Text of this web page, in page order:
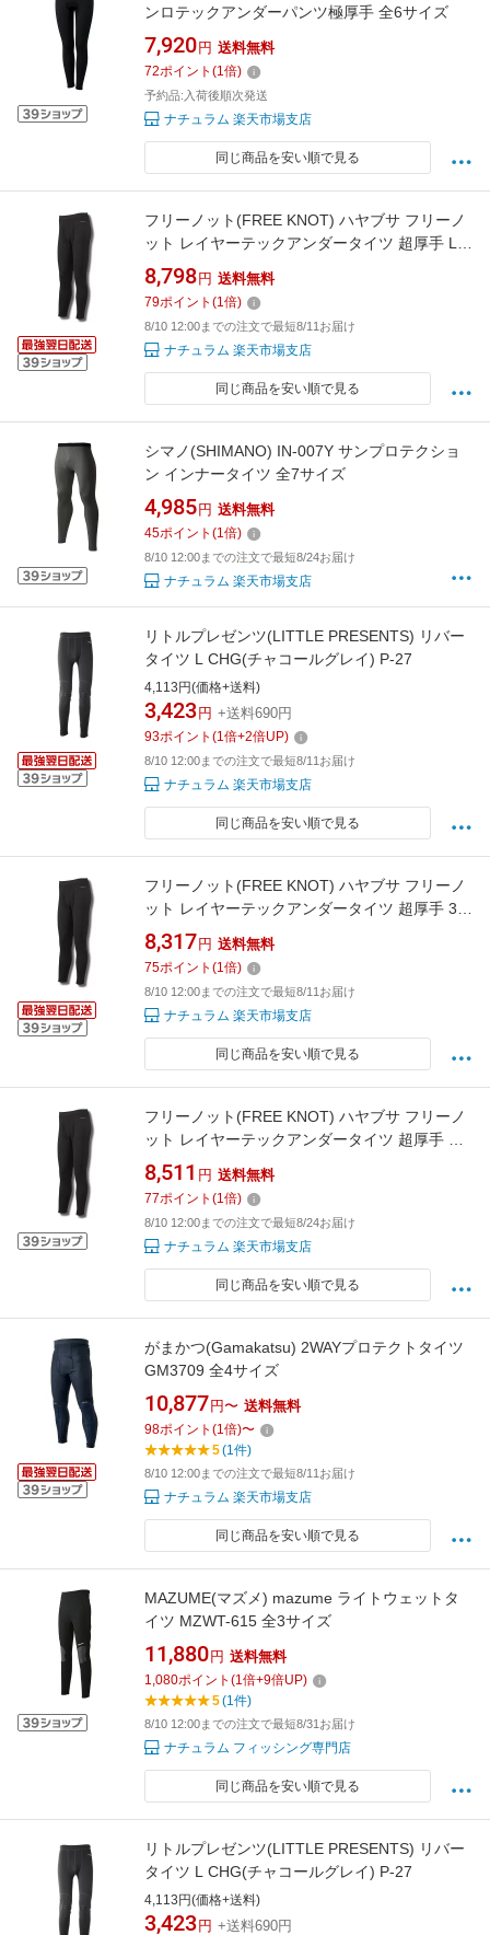
ンロテックアンダーパンツ極厚手 全6サイズ
7,920 円 送料無料
72ポイント (1倍)
予約品:入荷後順次発送
ナチュラム 楽天市場支店
同じ商品を安い順で見る
フリーノット(FREE KNOT) ハヤブサ フリーノ
ット レイヤーテックアンダータイツ 超厚手 L
90 ブラック Y5619-L-90
8,798 円 送料無料
79ポイント (1倍)
8/10 12:00までの注文で最短8/11お届け
ナチュラム 楽天市場支店
同じ商品を安い順で見る
シマノ(SHIMANO) IN-007Y サンプロテクショ
ン インナータイツ 全7サイズ
4,985 円 送料無料
45ポイント (1倍)
8/10 12:00までの注文で最短8/24お届け
ナチュラム 楽天市場支店
リトルプレゼンツ(LITTLE PRESENTS) リバー
タイツ L CHG(チャコールグレイ) P-27
4,113円(価格+送料)
3,423 円 +送料690円
93ポイント (1倍+2倍UP)
8/10 12:00までの注文で最短8/11お届け
ナチュラム 楽天市場支店
同じ商品を安い順で見る
フリーノット(FREE KNOT) ハヤブサ フリーノ
ット レイヤーテックアンダータイツ 超厚手 3L
90 ブラック Y5619-3L-90
8,317 円 送料無料
75ポイント (1倍)
8/10 12:00までの注文で最短8/11お届け
ナチュラム 楽天市場支店
同じ商品を安い順で見る
フリーノット(FREE KNOT) ハヤブサ フリーノ
ット レイヤーテックアンダータイツ 超厚手 M
90 ブラック Y5619-M-90
8,511 円 送料無料
77ポイント (1倍)
8/10 12:00までの注文で最短8/24お届け
ナチュラム 楽天市場支店
同じ商品を安い順で見る
がまかつ(Gamakatsu) 2WAYプロテクトタイツ
GM3709 全4サイズ
10,877 円〜 送料無料
98ポイント (1倍)〜
5(1件)
8/10 12:00までの注文で最短8/11お届け
ナチュラム 楽天市場支店
同じ商品を安い順で見る
MAZUME(マズメ) mazume ライトウェットタ
イツ MZWT-615 全3サイズ
11,880 円 送料無料
1,080ポイント (1倍+9倍UP)
5(1件)
8/10 12:00までの注文で最短8/31お届け
ナチュラム フィッシング専門店
同じ商品を安い順で見る
リトルプレゼンツ(LITTLE PRESENTS) リバー
タイツ L CHG(チャコールグレイ) P-27
4,113円(価格+送料)
3,423 円 +送料690円